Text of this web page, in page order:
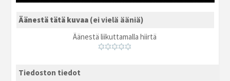
Äänestä tätä kuvaa (ei vielä ääniä)
Äänestä liikuttamalla hiirtä
Tiedoston tiedot